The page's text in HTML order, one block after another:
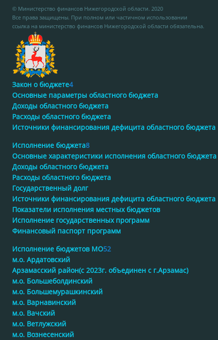
© Министерство финансов Нижегородской области. 2020
Все права защищены. При полном или частичном использовании
ссылка на министерство финансов Нижегородской области обязательна.
Закон о бюджете4
Основные параметры областного бюджета
Доходы областного бюджета
Расходы областного бюджета
Источники финансирования дефицита областного бюджета
Исполнение бюджета8
Основные характеристики исполнения областного бюджета
Доходы областного бюджета
Расходы областного бюджета
Государственный долг
Источники финансирования дефицита областного бюджета
Показатели исполнения местных бюджетов
Исполнение государственных программ
Финансовый паспорт программ
Исполнение бюджетов МО52
м.о. Ардатовский
Арзамасский район(с 2023г. объединен с г.Арзамас)
м.о. Большеболдинский
м.о. Большемурашкинский
м.о. Варнавинский
м.о. Вачский
м.о. Ветлужский
м.о. Вознесенский